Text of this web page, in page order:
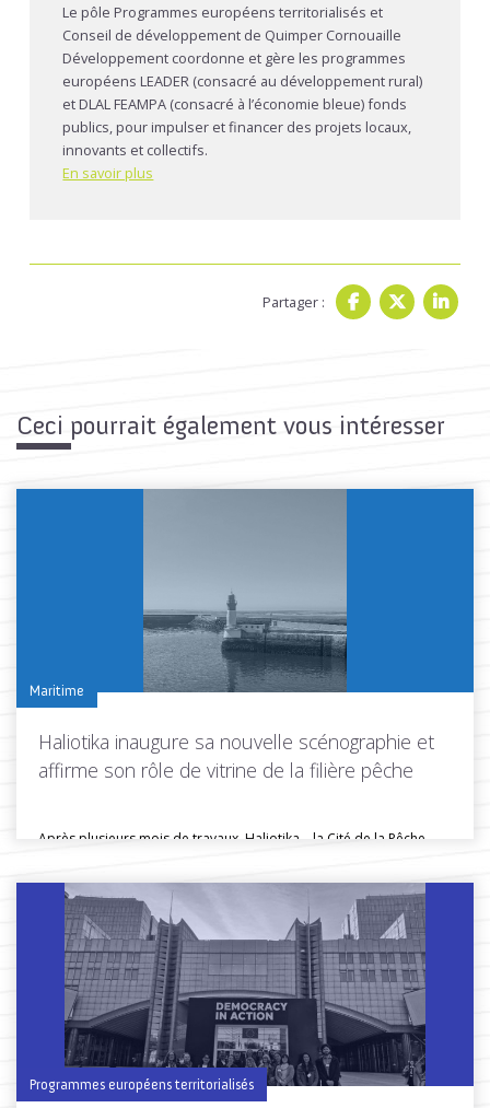
Le pôle Programmes européens territorialisés et
Conseil de développement de Quimper Cornouaille
Développement coordonne et gère les programmes
européens LEADER (consacré au développement rural)
et DLAL FEAMPA (consacré à l’économie bleue) fonds
publics, pour impulser et financer des projets locaux,
innovants et collectifs.
En savoir plus
Partager :
Ceci pourrait également vous intéresser
Maritime
Haliotika inaugure sa nouvelle scénographie et
affirme son rôle de vitrine de la filière pêche
Après plusieurs mois de travaux, Haliotika – la Cité de la Pêche...
Toutes les actus de cette rubrique LIRE LA SUITE
Programmes européens territorialisés